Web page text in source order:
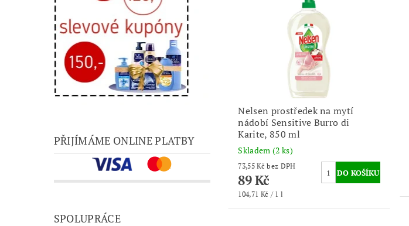
PŘIJÍMÁME ONLINE PLATBY
SPOLUPRÁCE
Nelsen prostředek na mytí
nádobí Sensitive Burro di
Karite, 850 ml
Skladem (2 ks)
73,55 Kč bez DPH
89 Kč
104,71 Kč / 1 l